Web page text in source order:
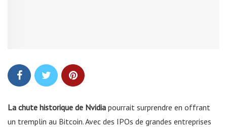
La chute historique de Nvidia pourrait surprendre en offrant
un tremplin au Bitcoin. Avec des IPOs de grandes entreprises